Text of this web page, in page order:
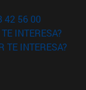
42 56 00
INTERESA?
TE INTERESA?